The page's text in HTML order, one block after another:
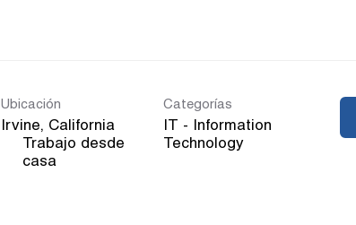
Ubicación
inicio
Trabajo desde
casa
Categorías
IT - Information
Technology